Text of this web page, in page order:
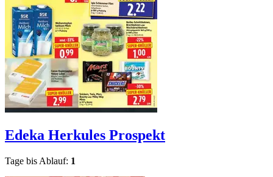
Edeka Herkules Prospekt
Tage bis Ablauf: 1